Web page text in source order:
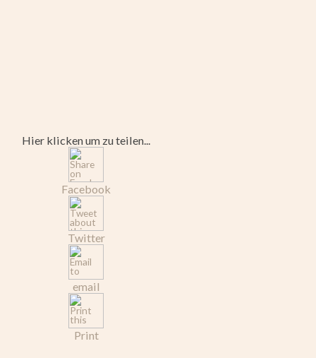
Hier klicken um zu teilen...
Facebook
Twitter
email
Print